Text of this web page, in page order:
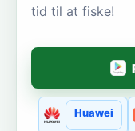
tid til at fiske!
Huawei